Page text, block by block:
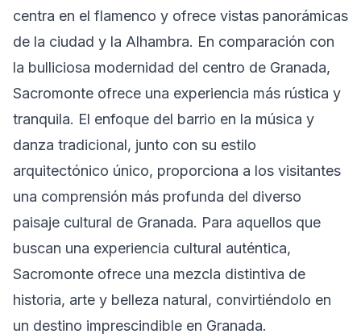
centra en el flamenco y ofrece vistas panorámicas
de la ciudad y la Alhambra. En comparación con
la bulliciosa modernidad del centro de Granada,
Sacromonte ofrece una experiencia más rústica y
tranquila. El enfoque del barrio en la música y
danza tradicional, junto con su estilo
arquitectónico único, proporciona a los visitantes
una comprensión más profunda del diverso
paisaje cultural de Granada. Para aquellos que
buscan una experiencia cultural auténtica,
Sacromonte ofrece una mezcla distintiva de
historia, arte y belleza natural, convirtiéndolo en
un destino imprescindible en Granada.